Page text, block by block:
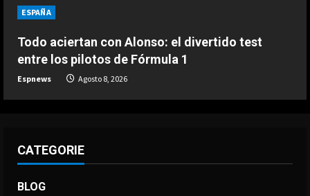
una discoteca
Agosto 7, 2026
ESPAÑA
Todo aciertan con Alonso: el divertido test
entre los pilotos de Fórmula 1
Espnews Agosto 8, 2026
CATEGORIE
BLOG